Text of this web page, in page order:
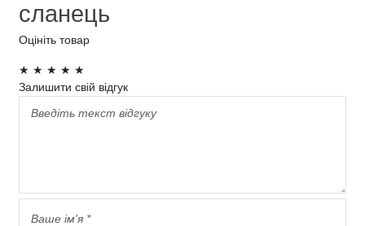
сланець
Оцініть товар
★ ★ ★ ★ ★
Залишити свій відгук